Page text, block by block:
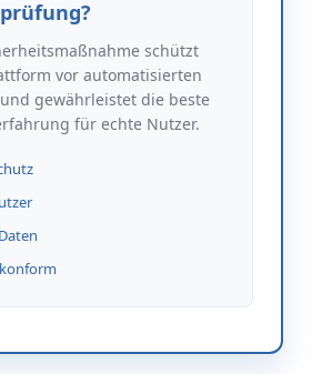
schützt
vor automatisierten
gewährleistet die beste
für echte Nutzer.